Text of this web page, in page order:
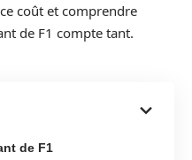
coût et comprendre
de F1 compte tant.
de F1